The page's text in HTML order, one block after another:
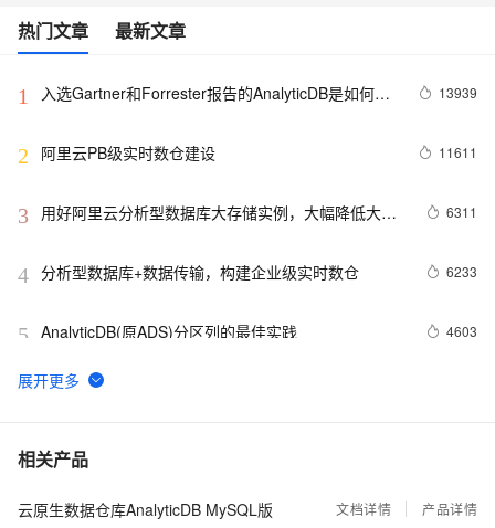
热门文章 最新文章
1
入选Gartner和Forrester报告的AnalyticDB是如何实
13939
2 阿里云PB级实时数仓建设 11611
3
用好阿里云分析型数据库大存储实例，大幅降低大数
6311
4 分析型数据库+数据传输，构建企业级实时数仓 6233
5 AnalyticDB(原ADS)分区列的最佳实践 4603
6 如何提升AnalyticDB实时写入性能
7 阿里云高性能时序数据库 TSDB 启动公测，为物联网
8 AnalyticDB 2.4版本发布啦！ 2124
相关产品
云原生数据仓库AnalyticDB MySQL版 文档详情 产品详情